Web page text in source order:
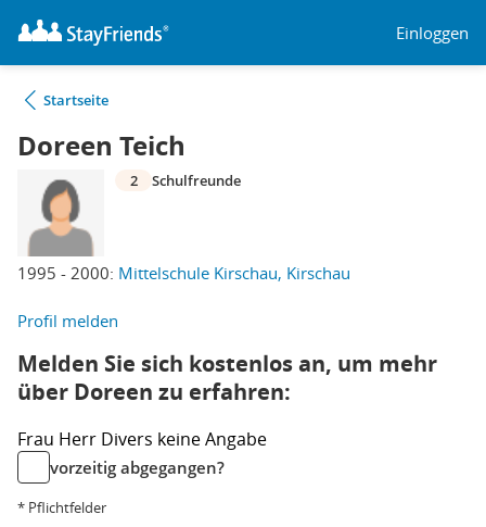
Einloggen
Startseite
Doreen Teich
1995 - 2000: Mittelschule Kirschau, Kirschau
2 Schulfreunde
Profil melden
Melden Sie sich kostenlos an, um mehr
über Doreen zu erfahren:
Frau Herr Divers keine Angabe
vorzeitig abgegangen?
* Pflichtfelder